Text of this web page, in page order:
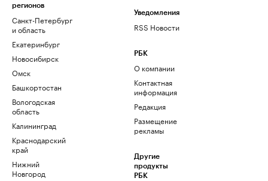
регионов
Санкт-Петербург
и область
Екатеринбург
Новосибирск
Омск
Башкортостан
Вологодская
область
Калининград
Краснодарский
край
Нижний
Новгород
Уведомления
RSS Новости
РБК
О компании
Контактная
информация
Редакция
Размещение
рекламы
Другие
продукты
РБК